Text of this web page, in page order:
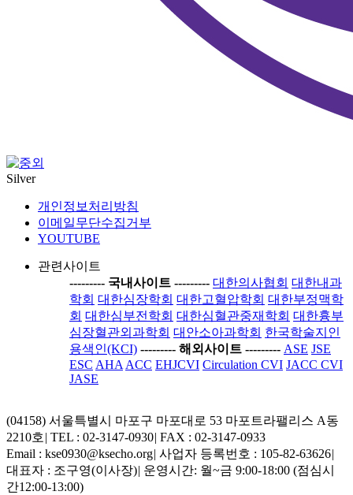
Silver
개인정보처리방침
이메일무단수집거부
YOUTUBE
관련사이트
--------- 국내사이트 --------- 대한의사협회 대한내과
학회 대한심장학회 대한고혈압학회 대한부정맥학
회 대한심부전학회 대한심혈관중재학회 대한흉부
심장혈관외과학회 대안소아과학회 한국학술지인
용색인(KCI) --------- 해외사이트 --------- ASE JSE
ESC AHA ACC EHJCVI Circulation CVI JACC CVI
JASE
(04158) 서울특별시 마포구 마포대로 53 마포트라팰리스 A동
2210호 | TEL : 02-3147-0930| FAX : 02-3147-0933
Email : kse0930@ksecho.org| 사업자 등록번호 : 105-82-63626|
대표자 : 조구영(이사장)| 운영시간: 월~금 9:00-18:00 (점심시
간12:00-13:00)